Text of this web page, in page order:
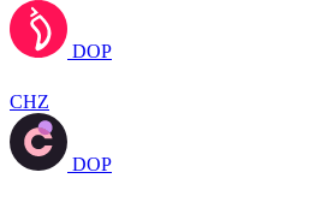
DOP
CHZ
DOP